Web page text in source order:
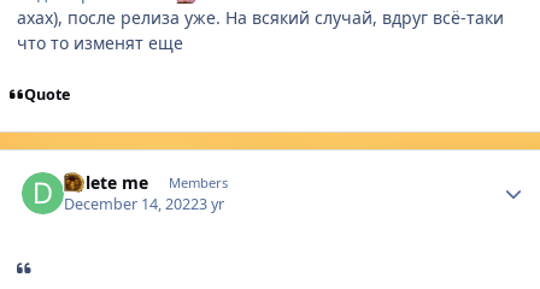
ахах), после релиза уже. На всякий случай, вдруг всё-таки
что то изменят еще
Quote
Delete me Members
December 14, 20223 yr